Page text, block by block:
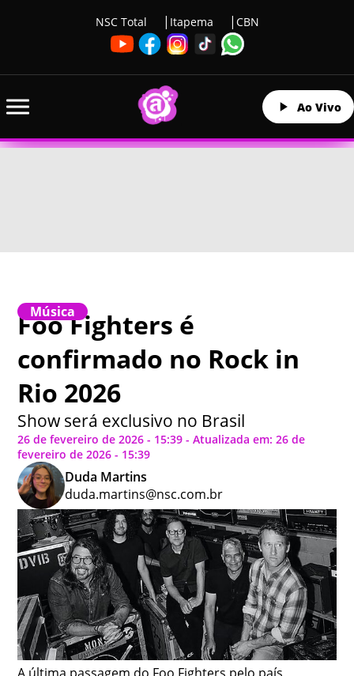
NSC Total Itapema CBN
Ao Vivo
Música
Foo Fighters é
confirmado no Rock in
Rio 2026
Show será exclusivo no Brasil
26 de fevereiro de 2026 - 15:39 - Atualizada em: 26 de
fevereiro de 2026 - 15:39
Duda Martins
duda.martins@nsc.com.br